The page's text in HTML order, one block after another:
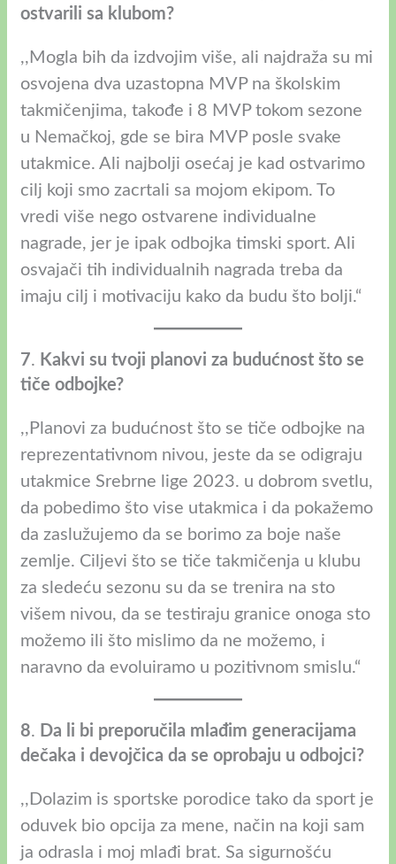
ostvarili sa klubom?
,,Mogla bih da izdvojim više, ali najdraža su mi
osvojena dva uzastopna MVP na školskim
takmičenjima, takođe i 8 MVP tokom sezone
u Nemačkoj, gde se bira MVP posle svake
utakmice. Ali najbolji osećaj je kad ostvarimo
cilj koji smo zacrtali sa mojom ekipom. To
vredi više nego ostvarene individualne
nagrade, jer je ipak odbojka timski sport. Ali
osvajači tih individualnih nagrada treba da
imaju cilj i motivaciju kako da budu što bolji.“
7. Kakvi su tvoji planovi za budućnost što se
tiče odbojke?
,,Planovi za budućnost što se tiče odbojke na
reprezentativnom nivou, jeste da se odigraju
utakmice Srebrne lige 2023. u dobrom svetlu,
da pobedimo što vise utakmica i da pokažemo
da zaslužujemo da se borimo za boje naše
zemlje. Ciljevi što se tiče takmičenja u klubu
za sledeću sezonu su da se trenira na sto
višem nivou, da se testiraju granice onoga sto
možemo ili što mislimo da ne možemo, i
naravno da evoluiramo u pozitivnom smislu.“
8. Da li bi preporučila mlađim generacijama
dečaka i devojčica da se oprobaju u odbojci?
,,Dolazim is sportske porodice tako da sport je
oduvek bio opcija za mene, način na koji sam
ja odrasla i moj mlađi brat. Sa sigurnošću